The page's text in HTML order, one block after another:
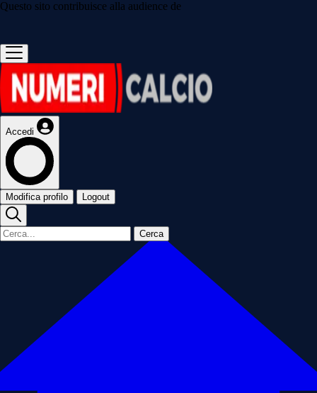
Questo sito contribuisce alla audience de
Accedi
Modifica profilo Logout
Cerca